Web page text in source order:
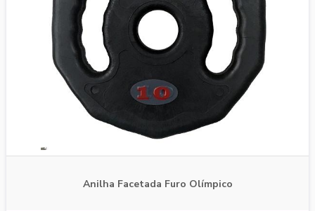
Anilha Facetada Furo Olímpico